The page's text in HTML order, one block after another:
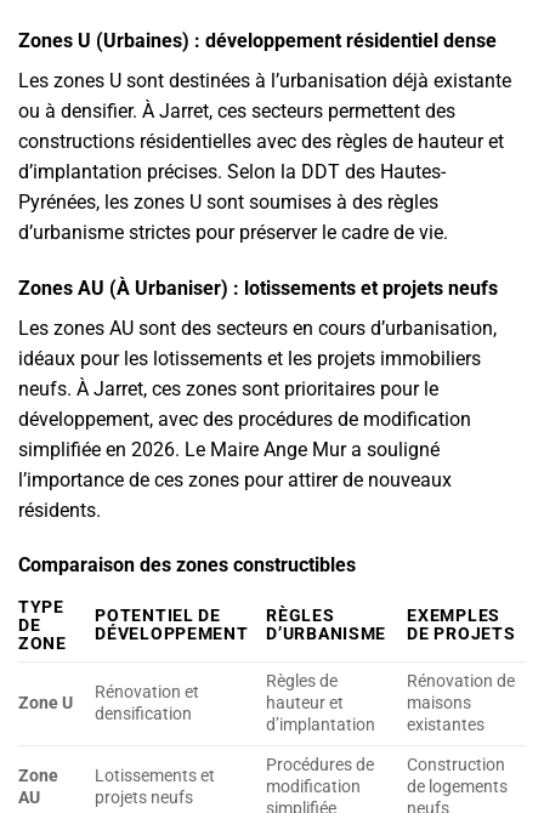
Zones U (Urbaines) : développement résidentiel dense
Les zones U sont destinées à l’urbanisation déjà existante
ou à densifier. À Jarret, ces secteurs permettent des
constructions résidentielles avec des règles de hauteur et
d’implantation précises. Selon la DDT des Hautes-
Pyrénées, les zones U sont soumises à des règles
d’urbanisme strictes pour préserver le cadre de vie.
Zones AU (À Urbaniser) : lotissements et projets neufs
Les zones AU sont des secteurs en cours d’urbanisation,
idéaux pour les lotissements et les projets immobiliers
neufs. À Jarret, ces zones sont prioritaires pour le
développement, avec des procédures de modification
simplifiée en 2026. Le Maire Ange Mur a souligné
l’importance de ces zones pour attirer de nouveaux
résidents.
Comparaison des zones constructibles
TYPE
DE
ZONE
POTENTIEL DE
DÉVELOPPEMENT
RÈGLES
D’URBANISME
EXEMPLES
DE PROJETS
Zone U
Rénovation et
densification
Règles de
hauteur et
d’implantation
Rénovation de
maisons
existantes
Zone
AU
Lotissements et
projets neufs
Procédures de
modification
Construction
de logements